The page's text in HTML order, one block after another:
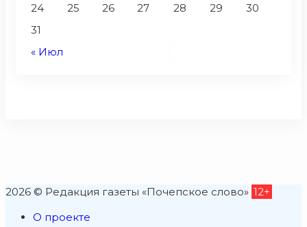
« Июл
24
25 26 27 28 29
30
31
2026 © Редакция газеты «Почепское слово» 12+
О проекте